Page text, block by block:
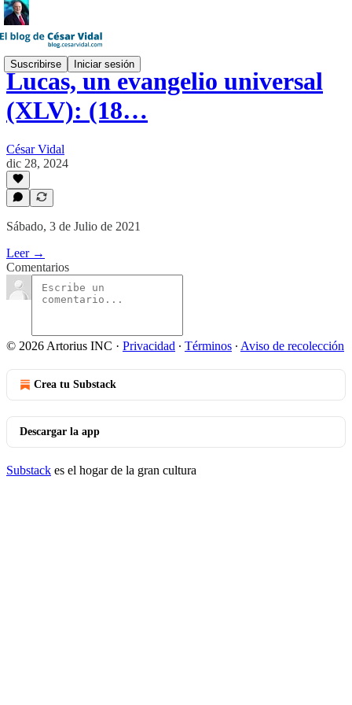
Suscribirse Iniciar sesión
Lucas, un evangelio universal
(XLV): (18…
César Vidal
dic 28, 2024
Sábado, 3 de Julio de 2021
Leer →
Comentarios
© 2026 Artorius INC · Privacidad ∙ Términos ∙ Aviso de recolección
Crea tu Substack
Descargar la app
Substack es el hogar de la gran cultura